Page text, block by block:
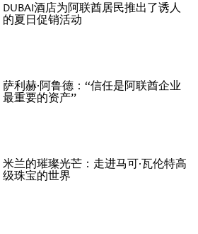
DUBAI酒店为阿联酋居民推出了诱人
的夏日促销活动
萨利赫·阿鲁德：“信任是阿联酋企业
最重要的资产”
米兰的璀璨光芒：走进马可·瓦伦特高
级珠宝的世界